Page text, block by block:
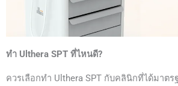
ทำ Ulthera SPT ที่ไหนดี?
ควรเลือกทำ Ulthera SPT กับคลินิกที่ได้มาต